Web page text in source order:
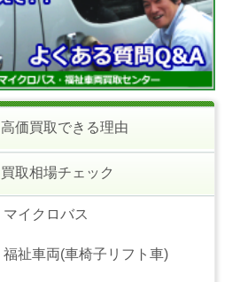
高価買取できる理由
買取相場チェック
マイクロバス
福祉車両(車椅子リフト車)